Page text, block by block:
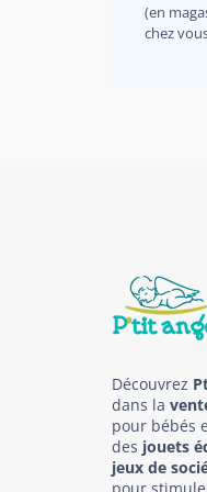
(en
chez
Découvrez
dans la
pour bébés
des jouets
jeux de